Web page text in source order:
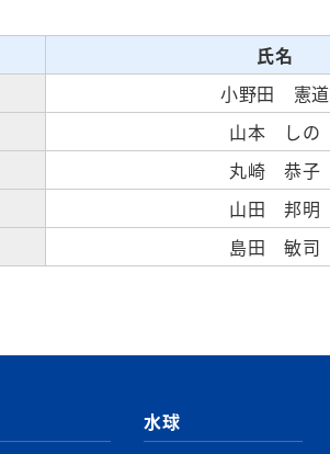
氏名
小野田 憲道
山本 しの
丸崎 恭子
山田 邦明
島田 敏司
水球